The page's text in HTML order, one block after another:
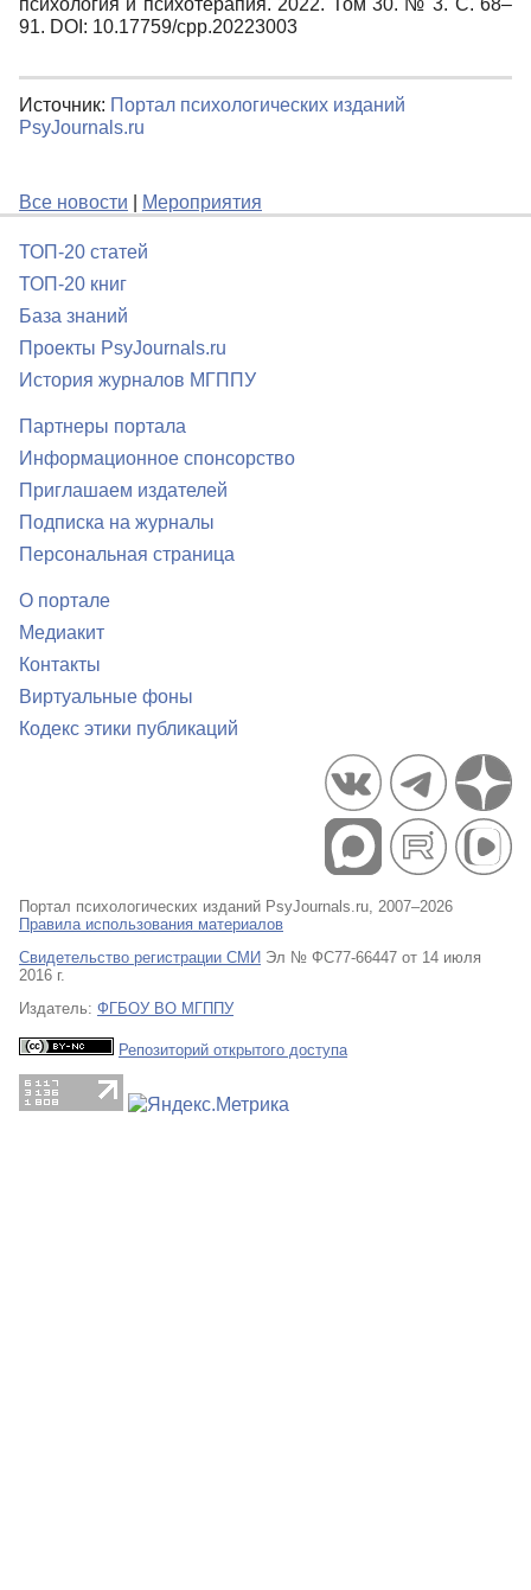
психология и психотерапия. 2022. Том 30. № 3. С. 68–
91. DOI: 10.17759/cpp.20223003
Источник: Портал психологических изданий
PsyJournals.ru
Все новости Мероприятия
ТОП-20 статей
ТОП-20 книг
База знаний
Проекты PsyJournals.ru
История журналов МГППУ
Партнеры портала
Информационное спонсорство
Приглашаем издателей
Подписка на журналы
Персональная страница
О портале
Медиакит
Контакты
Виртуальные фоны
Кодекс этики публикаций
Портал психологических изданий PsyJournals.ru, 2007–2026
Правила использования материалов
Свидетельство регистрации СМИ Эл № ФС77-66447 от 14 июля
2016 г.
Издатель: ФГБОУ ВО МГППУ
Репозиторий открытого доступа